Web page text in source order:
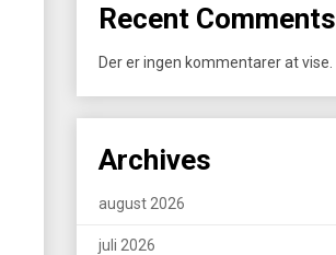
Recent Comments
Der er ingen kommentarer at vise.
Archives
august 2026
juli 2026